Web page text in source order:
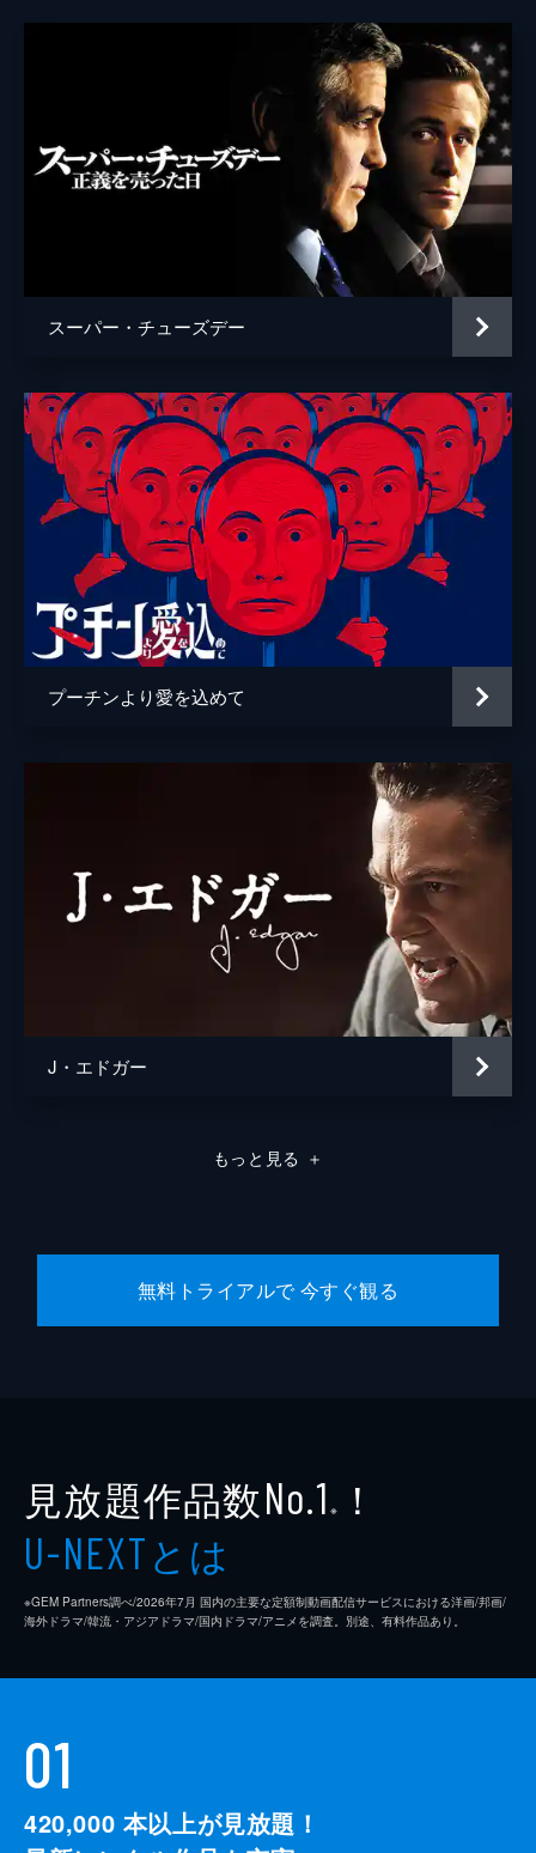
スーパー・チューズデー
プーチンより愛を込めて
J・エドガー
もっと見る ＋
無料トライアルで 今すぐ観る
見放題作品数No.1 ※ ！
U-NEXTとは
※GEM Partners調べ/2026年7⽉ 国内の主要な定額制動画配信サービスにおける洋画/邦画/
海外ドラマ/韓流・アジアドラマ/国内ドラマ/アニメを調査。別途、有料作品あり。
01
420,000 本以上が見放題！